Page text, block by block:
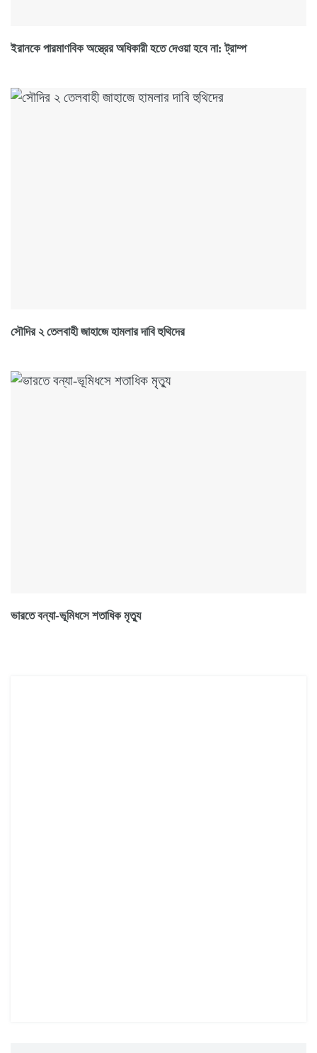
ইরানকে পারমাণবিক অস্ত্রের অধিকারী হতে দেওয়া হবে না: ট্রাম্প
সৌদির ২ তেলবাহী জাহাজে হামলার দাবি হুথিদের
ভারতে বন্যা-ভূমিধসে শতাধিক মৃত্যু